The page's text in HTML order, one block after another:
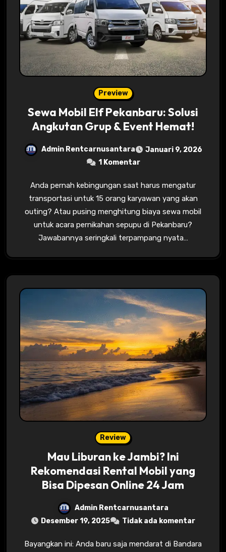
Preview
Sewa Mobil Elf Pekanbaru: Solusi
Angkutan Grup & Event Hemat!
Admin Rentcarnusantara
Januari 9, 2026
1 Komentar
Anda pernah kebingungan saat harus mengatur
transportasi untuk 15 orang karyawan yang akan
outing? Atau pusing menghitung biaya sewa mobil
untuk acara pernikahan sepupu di Pekanbaru?
Jawabannya seringkali terpampang nyata…
Review
Mau Liburan ke Jambi? Ini
Rekomendasi Rental Mobil yang
Bisa Dipesan Online 24 Jam
Admin Rentcarnusantara
Desember 19, 2025
Tidak ada komentar
Bayangkan ini: Anda baru saja mendarat di Bandara